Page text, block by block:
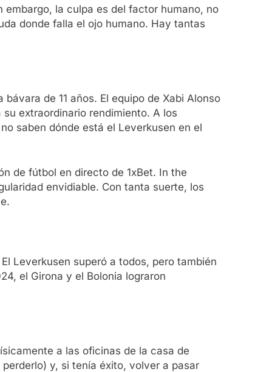
la culpa es del factor humano, no
donde falla el ojo humano. Hay tantas
de 11 años. El equipo de Xabi Alonso
extraordinario rendimiento. A los
saben dónde está el Leverkusen en el
de fútbol en directo de 1xBet. In the
envidiable. Con tanta suerte, los
Leverkusen superó a todos, pero también
el Girona y el Bolonia lograron
a las oficinas de la casa de
y, si tenía éxito, volver a pasar